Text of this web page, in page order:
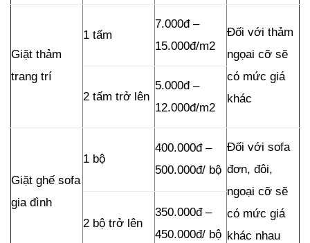
Giặt thảm
trang trí
1 tấm
7.000đ –
15.000đ/m2
Đối với thảm
ngọai cỡ sẽ
có mức giá
khác
2 tấm trở lên
5.000đ –
12.000đ/m2
Giặt ghế sofa
gia đình
1 bộ
400.000đ –
500.000đ/ bộ
Đối với sofa
đơn, đôi,
ngoại cỡ sẽ
có mức giá
khác nhau
2 bộ trở lên
350.000đ –
450.000đ/ bộ